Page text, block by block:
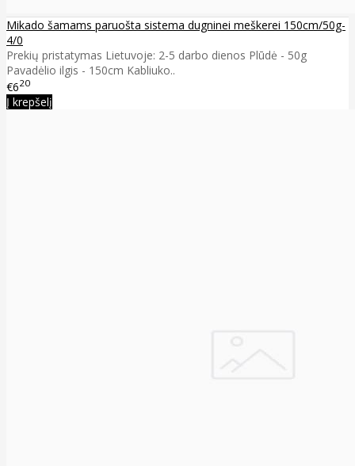
Mikado šamams paruošta sistema dugninei meškerei 150cm/50g-
4/0
Prekių pristatymas Lietuvoje: 2-5 darbo dienos Plūdė - 50g
Pavadėlio ilgis - 150cm Kabliuko..
€620
Į krepšelį